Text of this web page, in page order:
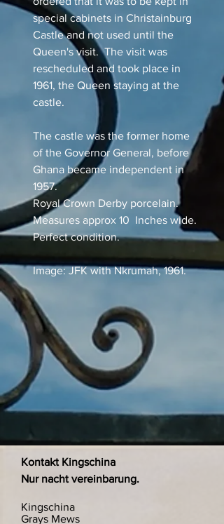
special cabinets in Christainburg
Castle and not used until the
Queen's visit. The visit was
rescheduled and took place in
1961, the Queen staying at the
castle.
The castle was the former home
of the Governor General, before
Ghana became independent in
1957.
Royal Crown Derby porcelain.
Measures approx 10 Inches wide.
Perfect condition.
Image: JFK with Nkrumah, 1961.
Kontakt Kingschina
Nur nacht vereinbarung.
Kingschina
Grays Mews